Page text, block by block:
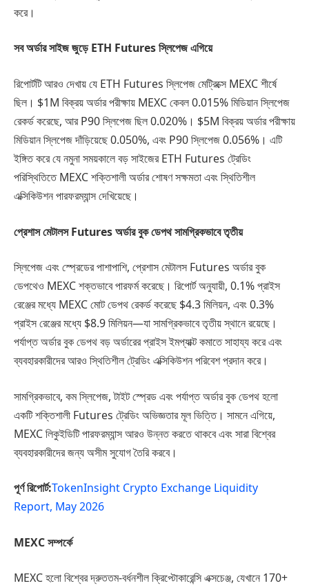
করে।
সব অর্ডার সাইজ জুড়ে ETH Futures স্লিপেজ এগিয়ে
রিপোর্টটি আরও দেখায় যে ETH Futures স্লিপেজ মেট্রিক্সে MEXC শীর্ষে
ছিল। $1M বিক্রয় অর্ডার পরীক্ষায় MEXC কেবল 0.015% মিডিয়ান স্লিপেজ
রেকর্ড করেছে, আর P90 স্লিপেজ ছিল 0.020%। $5M বিক্রয় অর্ডার পরীক্ষায়
মিডিয়ান স্লিপেজ দাঁড়িয়েছে 0.050%, এবং P90 স্লিপেজ 0.056%। এটি
ইঙ্গিত করে যে নমুনা সময়কালে বড় সাইজের ETH Futures ট্রেডিং
পরিস্থিতিতে MEXC শক্তিশালী অর্ডার শোষণ সক্ষমতা এবং স্থিতিশীল
এক্সিকিউশন পারফরম্যান্স দেখিয়েছে।
প্রেশাস মেটালস Futures অর্ডার বুক ডেপথ সামগ্রিকভাবে তৃতীয়
স্লিপেজ এবং স্প্রেডের পাশাপাশি, প্রেশাস মেটালস Futures অর্ডার বুক
ডেপথেও MEXC শক্তভাবে পারফর্ম করেছে। রিপোর্ট অনুযায়ী, 0.1% প্রাইস
রেঞ্জের মধ্যে MEXC মোট ডেপথ রেকর্ড করেছে $4.3 মিলিয়ন, এবং 0.3%
প্রাইস রেঞ্জের মধ্যে $8.9 মিলিয়ন—যা সামগ্রিকভাবে তৃতীয় স্থানে রয়েছে।
পর্যাপ্ত অর্ডার বুক ডেপথ বড় অর্ডারের প্রাইস ইমপ্যাক্ট কমাতে সাহায্য করে এবং
ব্যবহারকারীদের আরও স্থিতিশীল ট্রেডিং এক্সিকিউশন পরিবেশ প্রদান করে।
সামগ্রিকভাবে, কম স্লিপেজ, টাইট স্প্রেড এবং পর্যাপ্ত অর্ডার বুক ডেপথ হলো
একটি শক্তিশালী Futures ট্রেডিং অভিজ্ঞতার মূল ভিত্তি। সামনে এগিয়ে,
MEXC লিকুইডিটি পারফরম্যান্স আরও উন্নত করতে থাকবে এবং সারা বিশ্বের
ব্যবহারকারীদের জন্য অসীম সুযোগ তৈরি করবে।
পূর্ণ রিপোর্ট:TokenInsight Crypto Exchange Liquidity
Report, May 2026
MEXC সম্পর্কে
MEXC হলো বিশ্বের দ্রুততম-বর্ধনশীল ক্রিপ্টোকারেন্সি এক্সচেঞ্জ, যেখানে 170+